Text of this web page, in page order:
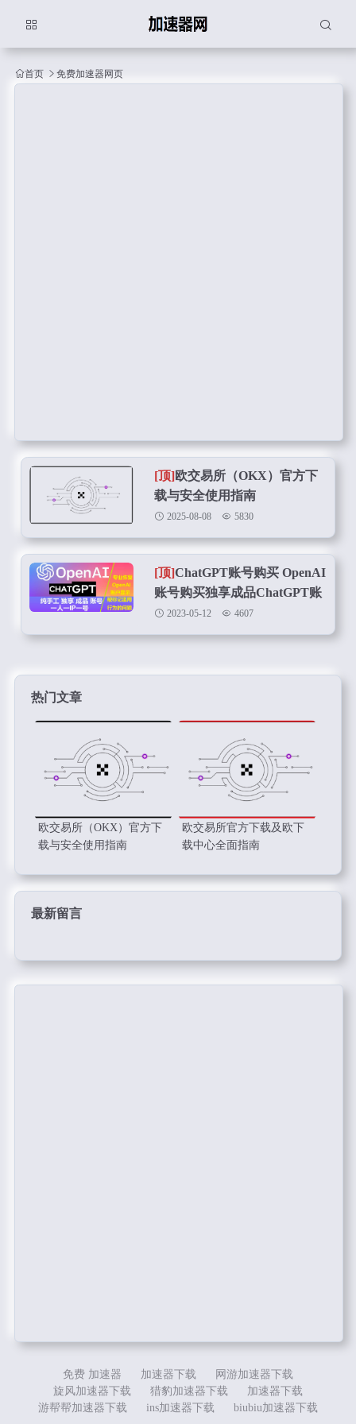
首页 免费加速器网页
[顶]欧交易所（OKX）官方下
载与安全使用指南
2025-08-08 5830
[顶]ChatGPT账号购买 OpenAI
账号购买独享成品ChatGPT账
号在线购买
2023-05-12 4607
热门文章
欧交易所（OKX）官方下
载与安全使用指南
欧交易所官方下载及欧下
载中心全面指南
最新留言
免费 加速器 加速器下载
网游加速器下载
旋风加速器下载
猎豹加速器下载
加速器下载
游帮帮加速器下载
ins加速器下载 biubiu加速器下载